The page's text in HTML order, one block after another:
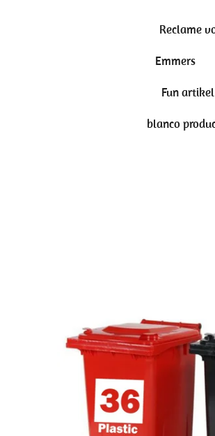
Reclame
Emmers
Fun
blanco